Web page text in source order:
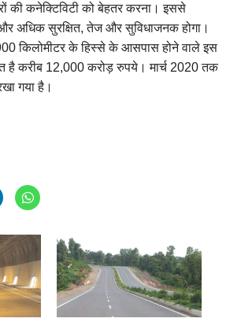
की कनेक्टिविटी को बेहतर करना। इससे
और अधिक सुरक्षित, तेज और सुविधाजनक होगा।
किलोमीटर के हिस्से के आसपास होने वाले इस
है करीब 12,000 करोड़ रुपये। मार्च 2020 तक
गया है।
Click
share
Click
to
WhatsApp
(Opens
new
window)